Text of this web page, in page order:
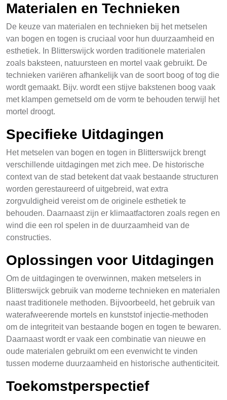
Materialen en Technieken
De keuze van materialen en technieken bij het metselen
van bogen en togen is cruciaal voor hun duurzaamheid en
esthetiek. In Blitterswijck worden traditionele materialen
zoals baksteen, natuursteen en mortel vaak gebruikt. De
technieken variëren afhankelijk van de soort boog of tog die
wordt gemaakt. Bijv. wordt een stijve bakstenen boog vaak
met klampen gemetseld om de vorm te behouden terwijl het
mortel droogt.
Specifieke Uitdagingen
Het metselen van bogen en togen in Blitterswijck brengt
verschillende uitdagingen met zich mee. De historische
context van de stad betekent dat vaak bestaande structuren
worden gerestaureerd of uitgebreid, wat extra
zorgvuldigheid vereist om de originele esthetiek te
behouden. Daarnaast zijn er klimaatfactoren zoals regen en
wind die een rol spelen in de duurzaamheid van de
constructies.
Oplossingen voor Uitdagingen
Om de uitdagingen te overwinnen, maken metselers in
Blitterswijck gebruik van moderne technieken en materialen
naast traditionele methoden. Bijvoorbeeld, het gebruik van
waterafweerende mortels en kunststof injectie-methoden
om de integriteit van bestaande bogen en togen te bewaren.
Daarnaast wordt er vaak een combinatie van nieuwe en
oude materialen gebruikt om een evenwicht te vinden
tussen moderne duurzaamheid en historische authenticiteit.
Toekomstperspectief